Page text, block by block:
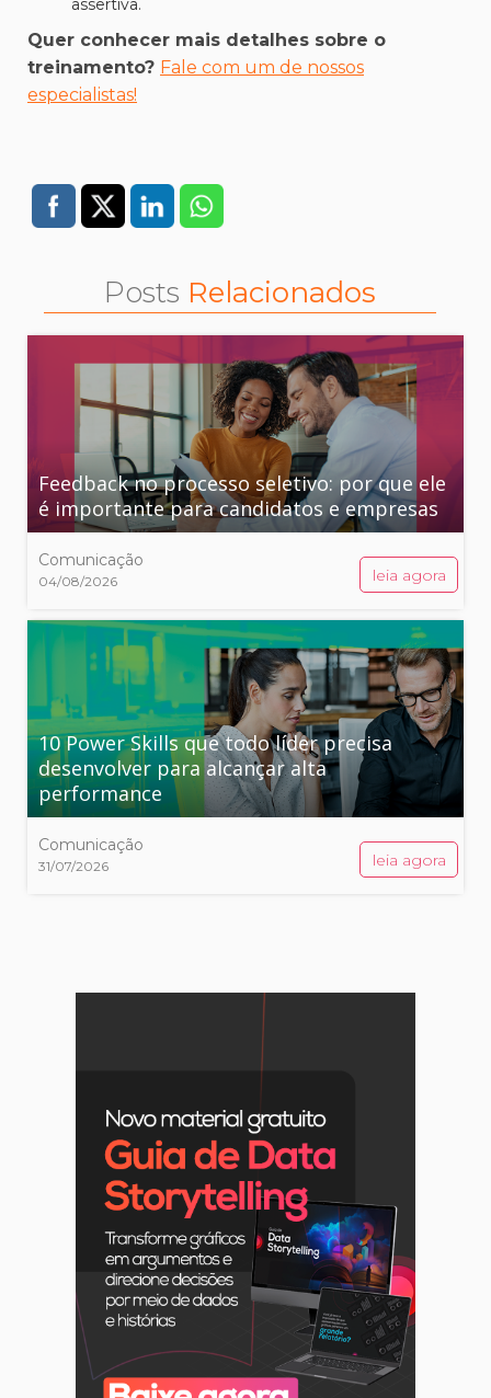
assertiva.
Quer conhecer mais detalhes sobre o
treinamento? Fale com um de nossos
especialistas!
Posts Relacionados
Feedback no processo seletivo: por que ele
é importante para candidatos e empresas
Comunicação
04/08/2026 leia agora
10 Power Skills que todo líder precisa
desenvolver para alcançar alta
performance
Comunicação
31/07/2026 leia agora